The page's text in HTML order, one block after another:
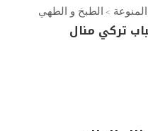
>
الطبخ و الطهي
تركي منال